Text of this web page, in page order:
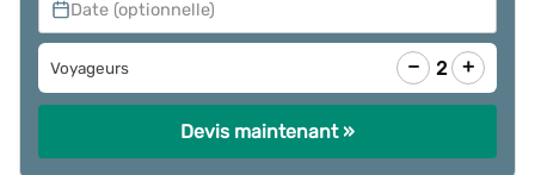
Date (optionnelle)
Voyageurs − 2 +
Devis maintenant »